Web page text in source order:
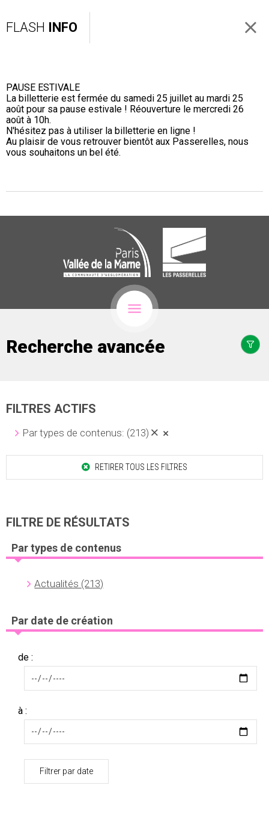
FLASH INFO
PAUSE ESTIVALE
La billetterie est fermée du samedi 25 juillet au mardi 25
août pour sa pause estivale ! Réouverture le mercredi 26
août à 10h.
N'hésitez pas à utiliser la billetterie en ligne !
Au plaisir de vous retrouver bientôt aux Passerelles, nous
vous souhaitons un bel été.
Recherche avancée
FILTRES ACTIFS
Par types de contenus: (213)
RETIRER TOUS LES FILTRES
FILTRE DE RÉSULTATS
Par types de contenus
Actualités (213)
Par date de création
de :
à :
Filtrer par date